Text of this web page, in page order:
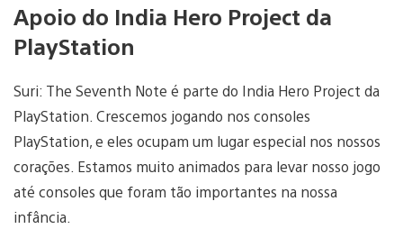
Apoio do India Hero Project da
PlayStation
Suri: The Seventh Note é parte do India Hero Project da
PlayStation. Crescemos jogando nos consoles
PlayStation, e eles ocupam um lugar especial nos nossos
corações. Estamos muito animados para levar nosso jogo
até consoles que foram tão importantes na nossa
infância.